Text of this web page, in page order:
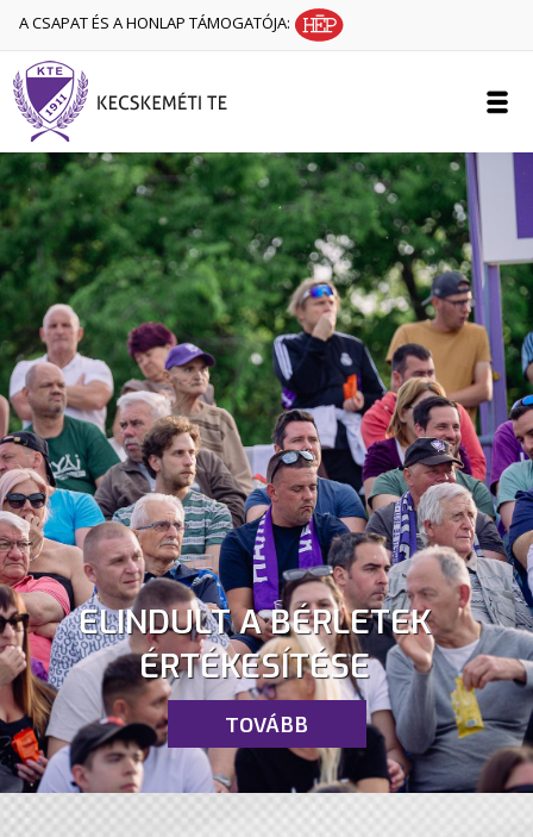
A CSAPAT ÉS A HONLAP TÁMOGATÓJA:
ELINDULT A BÉRLETEK
ÉRTÉKESÍTÉSE
TOVÁBB